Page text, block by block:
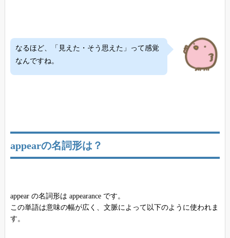
なるほど、「見えた・そう思えた」って感覚
なんですね。
appearの名詞形は？
appear の名詞形は appearance です。
この単語は意味の幅が広く、文脈によって以下のように使われま
す。